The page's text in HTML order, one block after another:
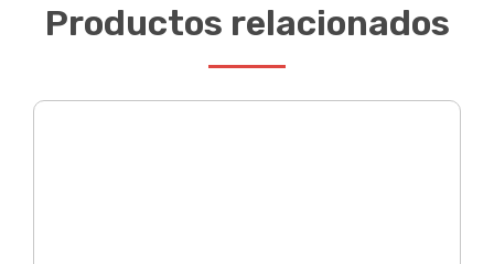
Productos relacionados